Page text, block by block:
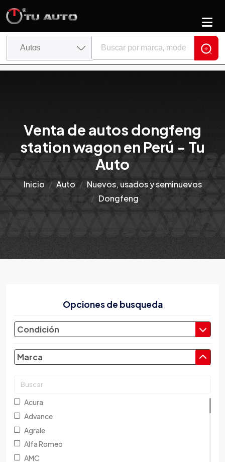
Venta de autos dongfeng
station wagon en Perú - Tu
Auto
Inicio Auto
Nuevos, usados y seminuevos
Dongfeng
Opciones de busqueda
Condición
Marca
Acura
Advance
Agrale
Alfa Romeo
AMC